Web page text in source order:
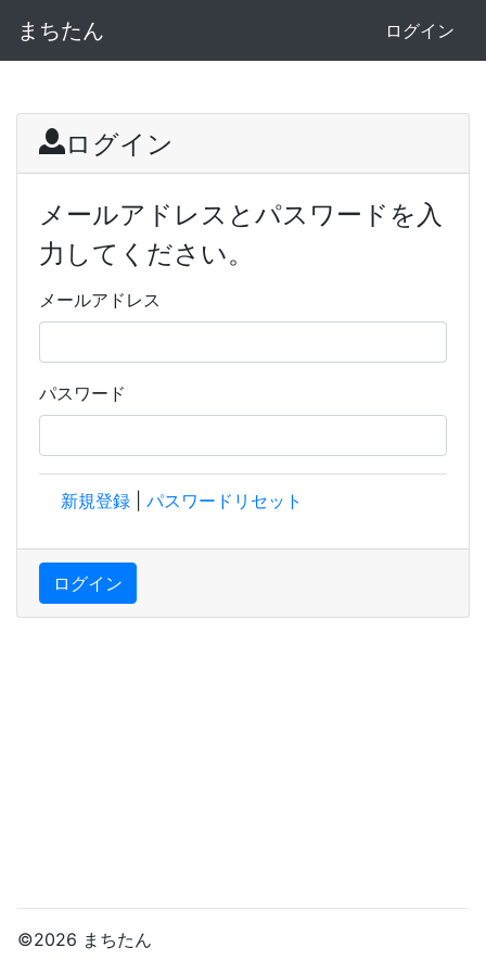
まちたん ログイン
ログイン
メールアドレスとパスワードを入
力してください。
メールアドレス
パスワード
新規登録 パスワードリセット
ログイン
©2026 まちたん